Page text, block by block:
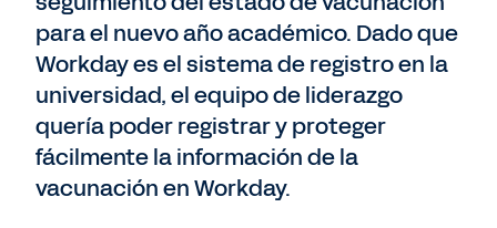
para el nuevo año académico. Dado que
Workday es el sistema de registro en la
universidad, el equipo de liderazgo
quería poder registrar y proteger
fácilmente la información de la
vacunación en Workday.